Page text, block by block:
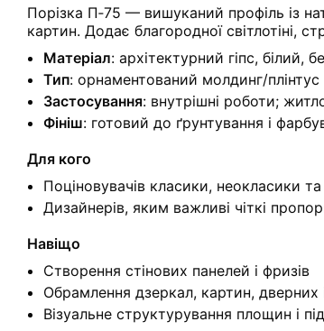
Порізка П‑75 — вишуканий профіль із
картин. Додає благородної світлотіні,
Матеріал: архітектурний гіпс, білий,
Тип: орнаментований молдинг/плінтус
Застосування: внутрішні роботи;
Фініш: готовий до ґрунтування і
Для кого
Поціновувачів класики, неокласики
Дизайнерів, яким важливі чіткі
Навіщо
Створення стінових панелей і фризів
Обрамлення дзеркал, картин, дверних
Візуальне структурування площин і